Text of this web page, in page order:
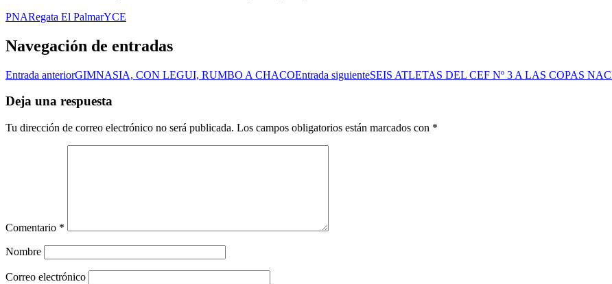
PNARegata El PalmarYCE
Navegación de entradas
Entrada anteriorGIMNASIA, CON LEGUI, RUMBO A CHACOEntrada siguienteSEIS ATLETAS DEL CEF Nº 3 A LAS COPAS
Deja una respuesta
Tu dirección de correo electrónico no será publicada. Los campos obligatorios están marcados con *
Comentario *
Nombre
Correo electrónico